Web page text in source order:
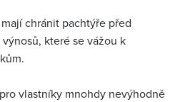
chránit pachtýře před
které se vážou k
vlastníky mnohdy nevýhodně